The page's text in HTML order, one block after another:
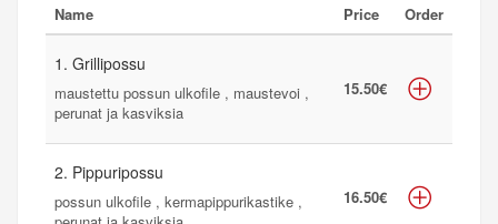
Name
Price Order
1. Grillipossu
maustettu possun ulkofile , maustevoi ,
perunat ja kasviksia
15.50€
2. Pippuripossu
possun ulkofile , kermapippurikastike ,
16.50€